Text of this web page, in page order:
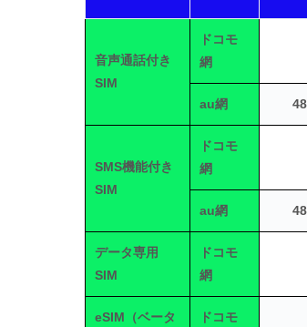
音声通話付き
SIM
ドコモ
網
au網
SMS機能付き
SIM
ドコモ
網
au網
データ専用
SIM
ドコモ
網
eSIM（ベータ
ドコモ